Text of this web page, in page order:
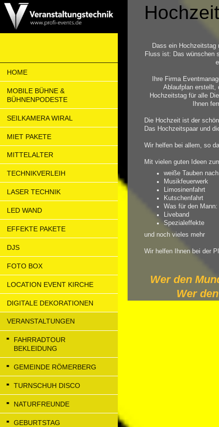
HOME
MOBILE BÜHNE &
BÜHNENPODESTE
SEILKAMERA WIRAL
MIET PAKETE
MITTELALTER
TECHNIKVERLEIH
LASER TECHNIK
LED WAND
EFFEKTE PAKETE
DJS
FOTO BOX
LOCATION EVENT KIRCHE
DIGITALE DEKORATIONEN
VERANSTALTUNGEN
FAHRRADTOUR
BEKLEIDUNG
GEMEINDE RÖMERBERG
TURNSCHUH DISCO
NATURFREUNDE
GEBURTSTAG
Dass ein
Fluss ist: Das wünschen
Ihre Firma
Ablaufplan erstellt,
Hochzeitstag für alle
Ihnen
Die Hochzeit ist der
Das Hochzeitspaar und
Wir helfen bei allem, so
Mit vielen guten Ideen
weiße Tauben
Musikfeuerwerk
Limosinenfahrt
Kutschenfahrt
Was für den
Liveband
Spezialeffekte
und noch vieles mehr
Wir helfen Ihnen bei der
Wer den
Wer